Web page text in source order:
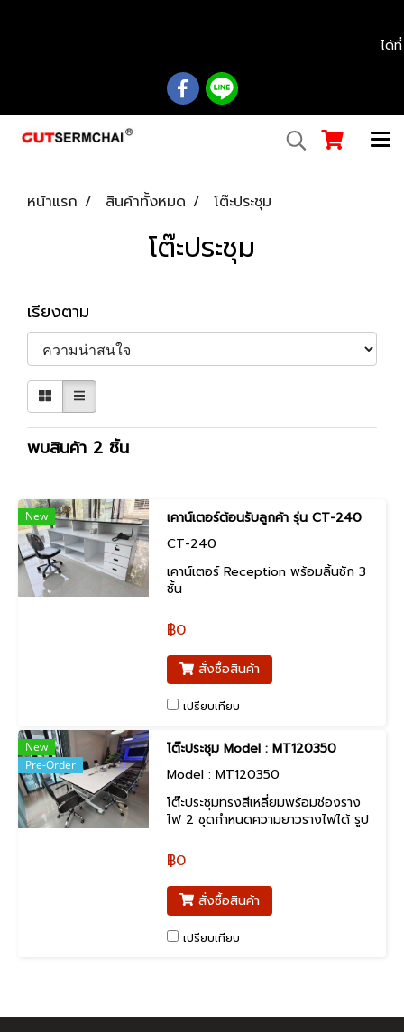
ได้
หน้าแรก สินค้าทั้งหมด โต๊ะประชุม
โต๊ะประชุม
เรียงตาม
พบสินค้า 2 ชิ้น
New
เคาน์เตอร์ต้อนรับลูกค้า รุ่น CT-240
CT-240
เคาน์เตอร์ Reception พร้อมลิ้นชัก 3
ชั้น
฿0
สั่งซื้อสินค้า
เปรียบเทียบ
New
Pre-Order
โต๊ะประชุม Model : MT120350
Model : MT120350
โต๊ะประชุมทรงสีเหลี่ยมพร้อมช่องราง
ไฟ 2 ชุดกำหนดความยาวรางไฟได้ รูป
฿0
สั่งซื้อสินค้า
เปรียบเทียบ